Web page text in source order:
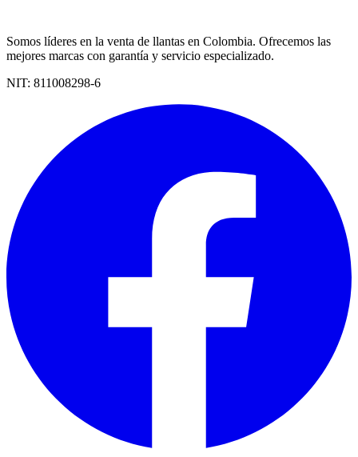
Somos líderes en la venta de llantas en Colombia. Ofrecemos las
mejores marcas con garantía y servicio especializado.
NIT: 811008298-6